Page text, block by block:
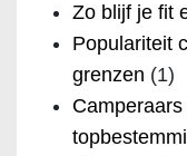
Zo blijf je fit
Populariteit
grenzen (1)